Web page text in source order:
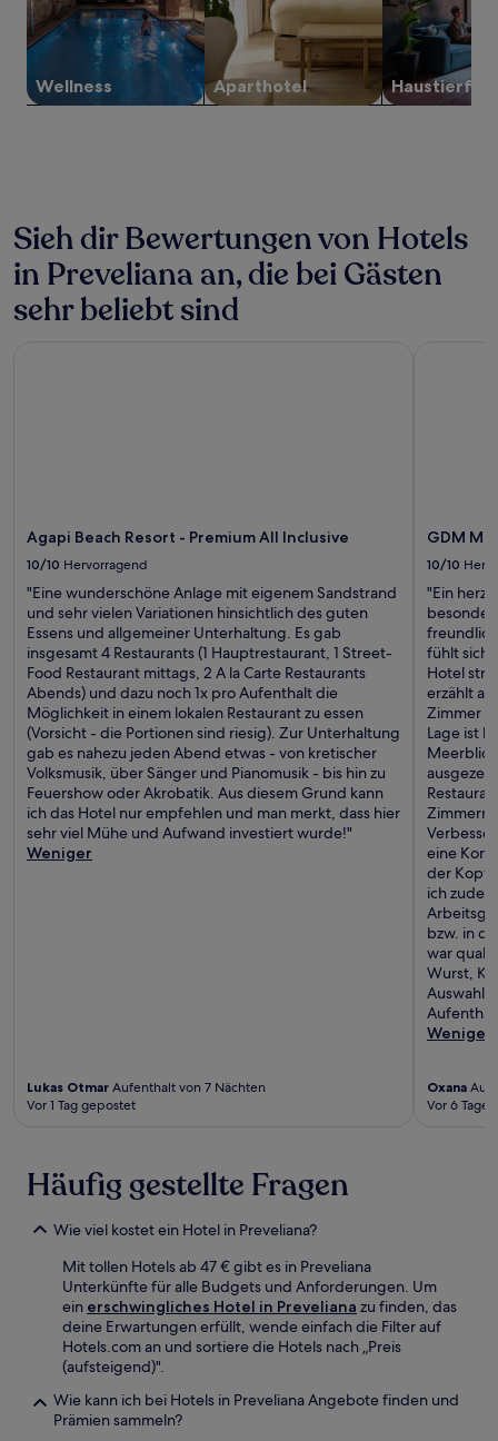
Verfügbarkeiten
können
sich
Es
können
Wellness Aparthotel
Sieh dir Bewertungen von Hotels
in Preveliana an, die bei Gästen
sehr beliebt sind
Agapi Beach Resort - Premium All Inclusive
10/10 Hervorragend
"Eine wunderschöne Anlage mit eigenem Sandstrand
und sehr vielen Variationen hinsichtlich des guten
Essens und allgemeiner Unterhaltung. Es gab
insgesamt 4 Restaurants (1 Hauptrestaurant, 1 Street-
Food Restaurant mittags, 2 A la Carte Restaurants
Abends) und dazu noch 1x pro Aufenthalt die
Möglichkeit in einem lokalen Restaurant zu essen
(Vorsicht - die Portionen sind riesig). Zur Unterhaltung
gab es nahezu jeden Abend etwas - von kretischer
Volksmusik, über Sänger und Pianomusik - bis hin zu
Feuershow oder Akrobatik. Aus diesem Grund kann
ich das Hotel nur empfehlen und man merkt, dass hier
sehr viel Mühe und Aufwand investiert wurde!"
Weniger
Lukas Otmar Aufenthalt von 7 Nächten
Vor 1 Tag gepostet
GDM
10/10
"Ein
fühlt sich
Hotel
erzählt
Zimmer
Lage ist
eine
der
ich
bzw. in
war
Wurst,
Auswahl
Weniger
Oxana
Vor 6
Häufig gestellte Fragen
Wie viel kostet ein Hotel in Preveliana?
Mit tollen Hotels ab 47 € gibt es in Preveliana
Unterkünfte für alle Budgets und Anforderungen. Um
ein erschwingliches Hotel in Preveliana zu finden, das
deine Erwartungen erfüllt, wende einfach die Filter auf
Hotels.com an und sortiere die Hotels nach „Preis
(aufsteigend)".
Wie kann ich bei Hotels in Preveliana Angebote finden und
Prämien sammeln?